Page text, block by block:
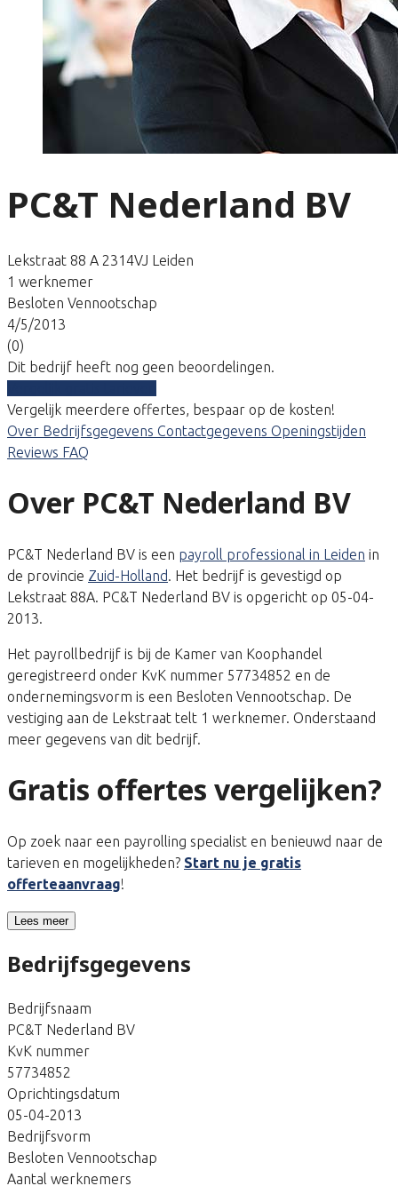
PC&T Nederland BV
Lekstraat 88 A 2314VJ Leiden
1 werknemer
Besloten Vennootschap
4/5/2013
(0)
Dit bedrijf heeft nog geen beoordelingen.
Vergelijk meerdere offertes, bespaar op de kosten!
Over Bedrijfsgegevens Contactgegevens Openingstijden
Reviews FAQ
Over PC&T Nederland BV
PC&T Nederland BV is een payroll professional in Leiden in
de provincie Zuid-Holland. Het bedrijf is gevestigd op
Lekstraat 88A. PC&T Nederland BV is opgericht op 05-04-
2013.
Het payrollbedrijf is bij de Kamer van Koophandel
geregistreerd onder KvK nummer 57734852 en de
ondernemingsvorm is een Besloten Vennootschap. De
vestiging aan de Lekstraat telt 1 werknemer. Onderstaand
meer gegevens van dit bedrijf.
Gratis offertes vergelijken?
Op zoek naar een payrolling specialist en benieuwd naar de
tarieven en mogelijkheden? Start nu je gratis
offerteaanvraag!
Lees meer
Bedrijfsgegevens
Bedrijfsnaam
PC&T Nederland BV
KvK nummer
57734852
Oprichtingsdatum
05-04-2013
Bedrijfsvorm
Besloten Vennootschap
Aantal werknemers